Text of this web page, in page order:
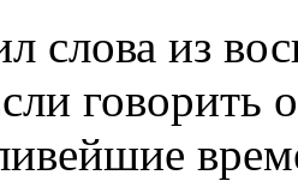
слова из
говорить